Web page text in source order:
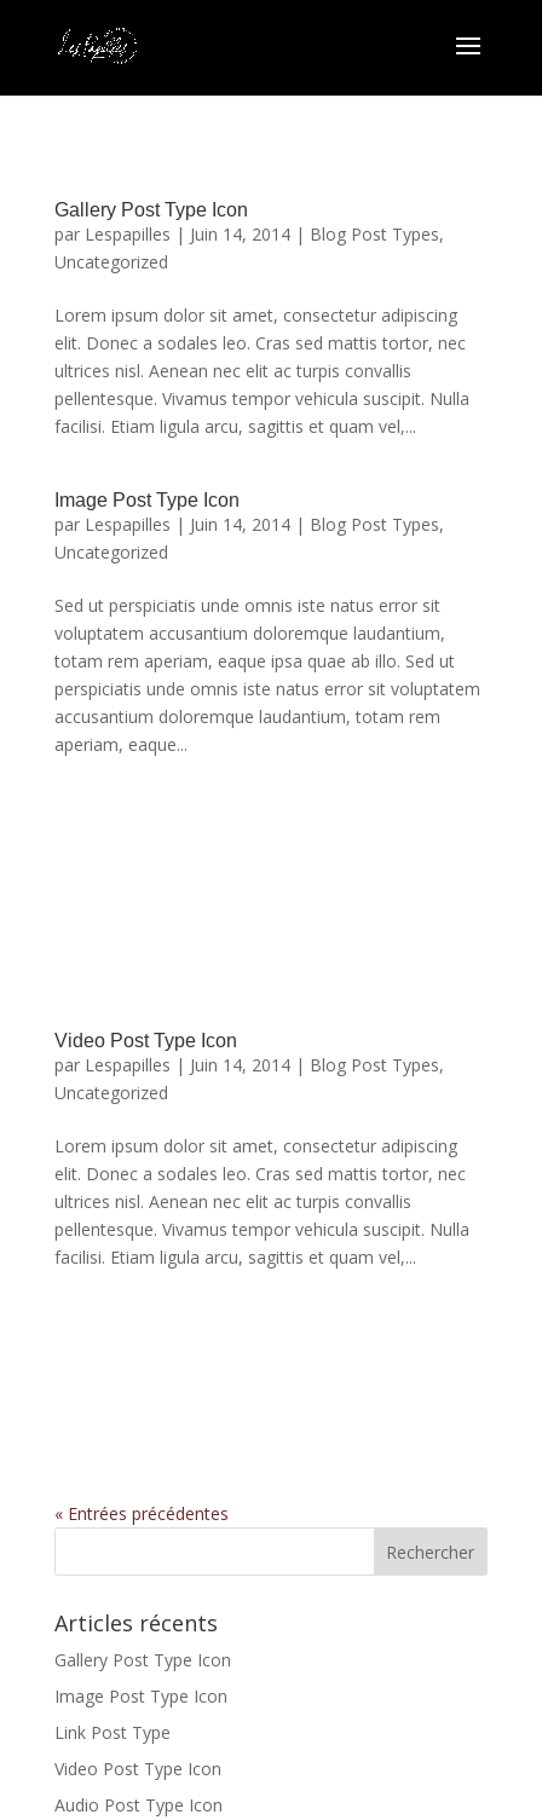
Gallery Post Type Icon
par Lespapilles | Juin 14, 2014| Blog Post Types,
Uncategorized
Lorem ipsum dolor sit amet, consectetur adipiscing
elit. Donec a sodales leo. Cras sed mattis tortor, nec
ultrices nisl. Aenean nec elit ac turpis convallis
pellentesque. Vivamus tempor vehicula suscipit. Nulla
facilisi. Etiam ligula arcu, sagittis et quam vel,...
Image Post Type Icon
par Lespapilles | Juin 14, 2014| Blog Post Types,
Uncategorized
Sed ut perspiciatis unde omnis iste natus error sit
voluptatem accusantium doloremque laudantium,
totam rem aperiam, eaque ipsa quae ab illo. Sed ut
perspiciatis unde omnis iste natus error sit voluptatem
accusantium doloremque laudantium, totam rem
aperiam, eaque...
Video Post Type Icon
par Lespapilles | Juin 14, 2014| Blog Post Types,
Uncategorized
Lorem ipsum dolor sit amet, consectetur adipiscing
elit. Donec a sodales leo. Cras sed mattis tortor, nec
ultrices nisl. Aenean nec elit ac turpis convallis
pellentesque. Vivamus tempor vehicula suscipit. Nulla
facilisi. Etiam ligula arcu, sagittis et quam vel,...
« Entrées précédentes
Articles récents
Gallery Post Type Icon
Image Post Type Icon
Link Post Type
Video Post Type Icon
Audio Post Type Icon